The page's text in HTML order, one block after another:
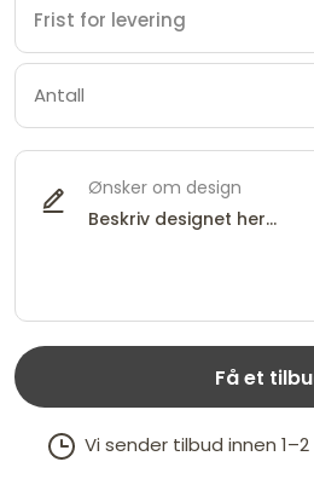
Ønsker om design
Få et
Vi sender tilbud innen